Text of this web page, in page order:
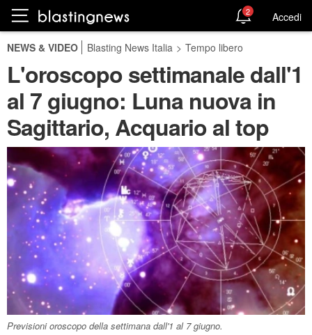
2 Accedi
NEWS & VIDEO Blasting News Italia > Tempo libero
L'oroscopo settimanale dall'1
al 7 giugno: Luna nuova in
Sagittario, Acquario al top
Previsioni oroscopo della settimana dall'1 al 7 giugno.